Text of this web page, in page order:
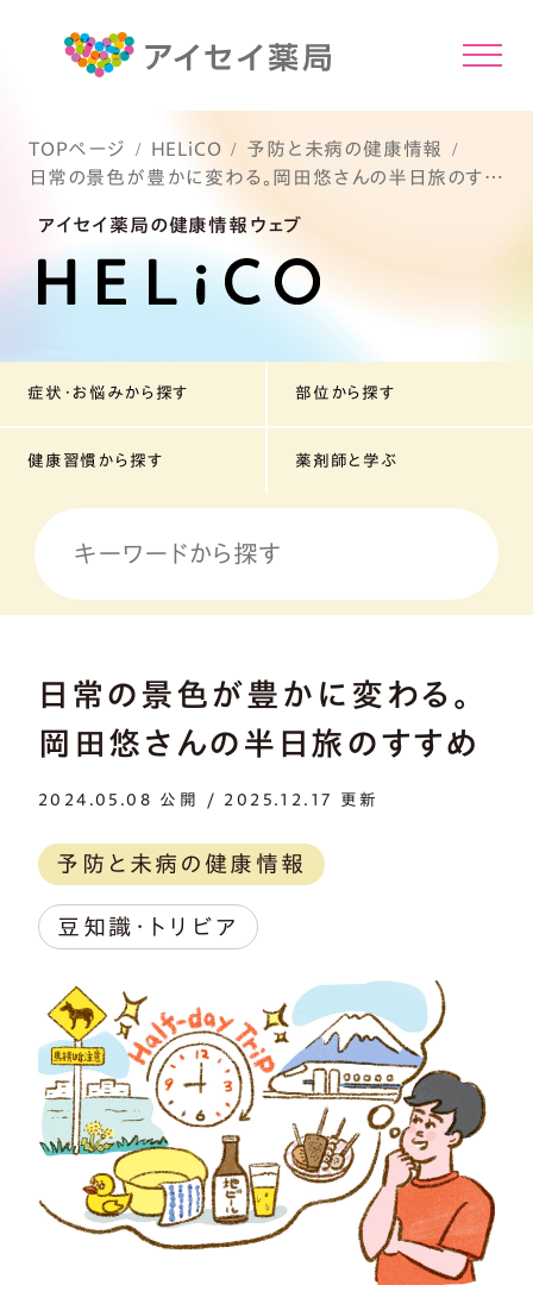
TOPページ HELiCO
予防と未病の健康情報
日常の景色が豊かに変わる。岡田悠さんの半日旅のすす
アイセイ薬局の健康情報ウェブ
症状・お悩みから探す 部位から探す
健康習慣から探す 薬剤師と学ぶ
日常の景色が豊かに変わる。
岡田悠さんの半日旅のすすめ
2024.05.08 公開 / 2025.12.17 更新
予防と未病の健康情報
豆知識・トリビア